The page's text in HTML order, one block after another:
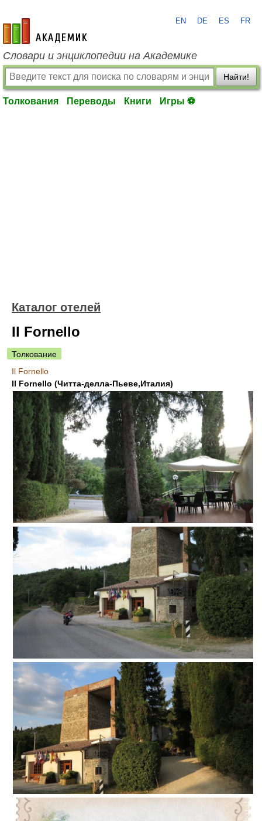
academic.ru
EN DE ES FR
Словари и энциклопедии на Академике
Найти!
Толкования Переводы Книги Игры ⚽
Каталог отелей
Il Fornello
Толкование
Il Fornello
Il Fornello (Читта-делла-Пьеве,Италия)